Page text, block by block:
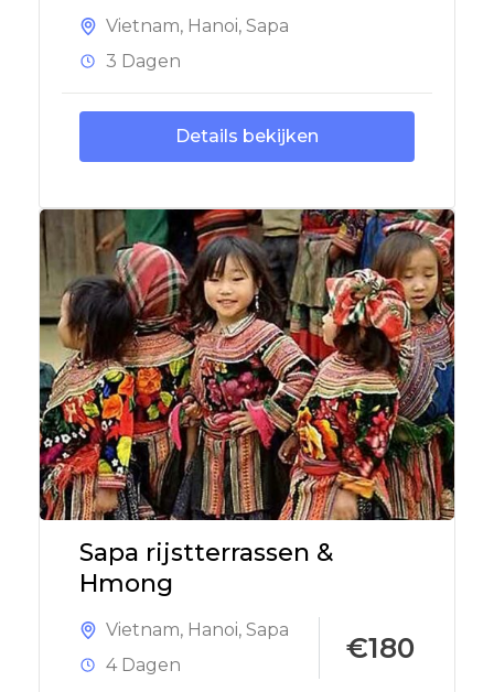
Vietnam, Hanoi, Sapa
3 Dagen
Details bekijken
Sapa rijstterrassen &
Hmong
Vietnam, Hanoi, Sapa
4 Dagen
€180